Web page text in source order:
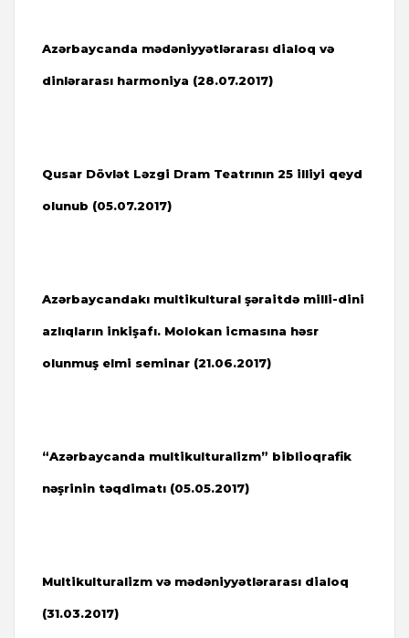
Azərbaycanda mədəniyyətlərarası dialoq və
dinlərarası harmoniya (28.07.2017)
Qusar Dövlət Ləzgi Dram Teatrının 25 illiyi qeyd
olunub (05.07.2017)
Azərbaycandakı multikultural şəraitdə milli-dini
azlıqların inkişafı. Molokan icmasına həsr
olunmuş elmi seminar (21.06.2017)
“Azərbaycanda multikulturalizm” biblioqrafik
nəşrinin təqdimatı (05.05.2017)
Multikulturalizm və mədəniyyətlərarası dialoq
(31.03.2017)